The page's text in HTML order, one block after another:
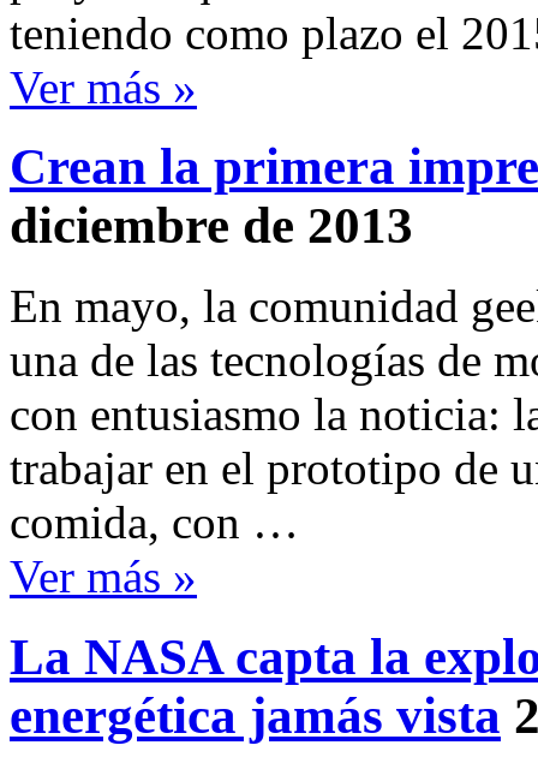
teniendo como plazo el
Ver más »
Crean la primera
diciembre de 2013
En mayo, la comunidad
una de las tecnologías de
con entusiasmo la noticia:
trabajar en el prototipo de
comida, con …
Ver más »
La NASA capta la
energética jamás vista